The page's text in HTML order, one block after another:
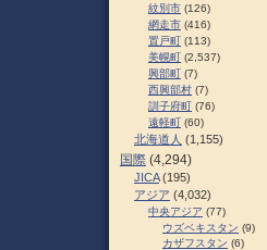
紋別市 (126)
網走市 (416)
置戸町 (113)
美幌町 (2,537)
興部町 (7)
西興部村 (7)
訓子府町 (76)
遠軽町 (60)
北海道人 (1,155)
国際 (4,294)
JICA(195)
アジア (4,032)
中央アジア (77)
ウズベキスタン (9)
カザフスタン (6)